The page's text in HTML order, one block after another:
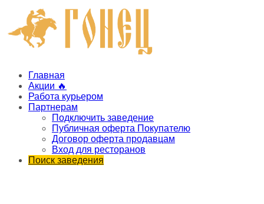
Главная
Акции 🔥
Работа курьером
Партнерам
Подключить заведение
Публичная оферта Покупателю
Договор оферта продавцам
Вход для ресторанов
Поиск заведения